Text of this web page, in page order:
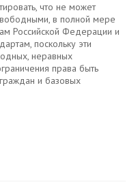
что не может
в полной мере
Российской Федерации и
поскольку эти
неравных
права быть
и базовых